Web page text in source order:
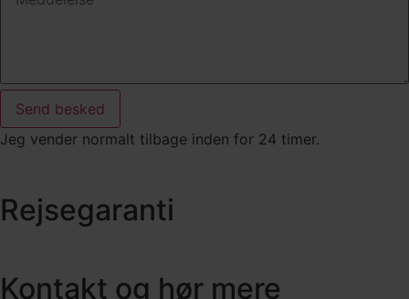
Send besked
Jeg vender normalt tilbage inden for 24 timer.
Rejsegaranti
Kontakt og hør mere